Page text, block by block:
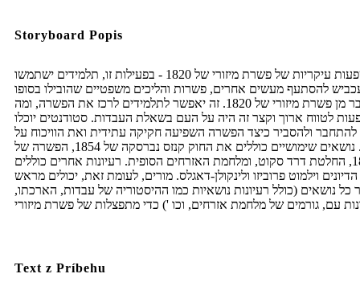
Storyboard Popis
השפעות עיקריות של פשרת מיזורי של 1820 - בפעילות זו, תלמידים ישתמשו
להסתעף מעשים אחרים, פשרות והליכים משפטיים שהובילו בסופו
של דבר מן פשרת מיזורי של 1820. זה יאפשר לתלמידים לרכז את הפשרה, ומה
לטווח ארוך וקצר זה היה על העם בשאלת העבדות. סטודנטים יוכלו
להתחבר ולהסביר כיצד הפשרה השפיעה חקיקה עתידית ואת הוויכוח על
עבדות. נושאים שימושיים כוללים את החוק קנזס נברסקה של 1854, הפשרה של
1850, החלטת דרד סקוט, ומלחמת האזרחים הסופית. רעיונות אחרים כוללים
וילמוט פרוביזו ולינקולן-דאגלס. מורים, לעומת זאת, יכולים מראש
כל נושאים (כולל רעיונות נושאיות כמו ההיסטוריה של עבדות, הארכתו,
Text z Príbehu